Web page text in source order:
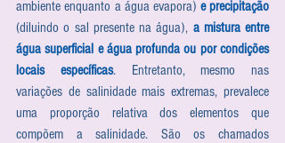
ambiente enquanto a água evapora) e precipitação
(diluindo o sal presente na água), a mistura entre
água superficial e água profunda ou por condições
locais específicas. Entretanto, mesmo nas
variações de salinidade mais extremas, prevalece
uma proporção relativa dos elementos que
compõem a salinidade. São os chamados